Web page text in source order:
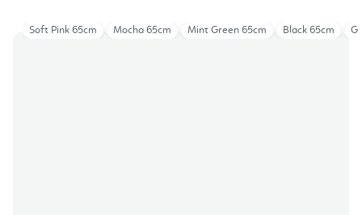
Soft Pink 65cm Mocha 65cm Mint Green 65cm Black 65cm